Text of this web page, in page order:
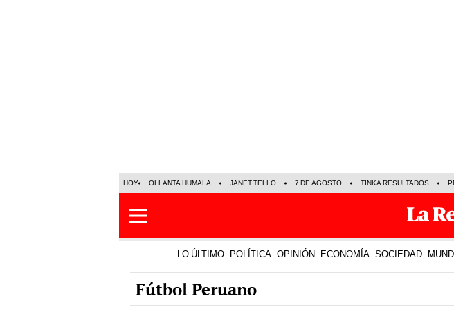
HOY OLLANTA HUMALA JANET TELLO 7 DE AGOSTO TINKA RESULTADOS
LO ÚLTIMO POLÍTICA OPINIÓN ECONOMÍA SOCIEDAD
Fútbol Peruano